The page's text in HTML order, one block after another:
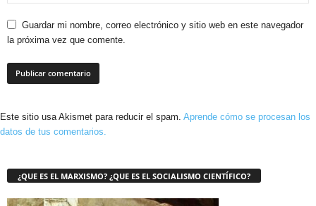
Guardar mi nombre, correo electrónico y sitio web en este navegador
la próxima vez que comente.
Este sitio usa Akismet para reducir el spam. Aprende cómo se procesan los
datos de tus comentarios.
¿QUE ES EL MARXISMO? ¿QUE ES EL SOCIALISMO CIENTÍFICO?